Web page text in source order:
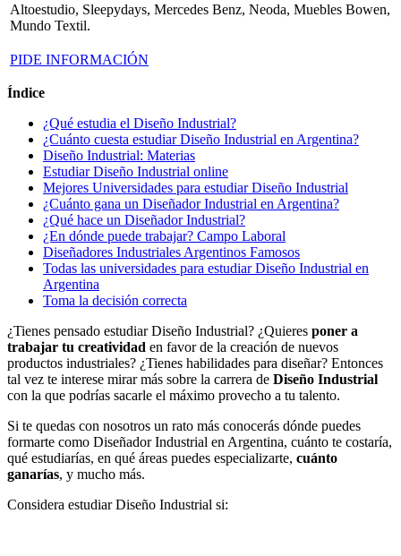
Altoestudio, Sleepydays, Mercedes Benz, Neoda, Muebles Bowen,
Mundo Textil.
PIDE INFORMACIÓN
Índice
¿Qué estudia el Diseño Industrial?
¿Cuánto cuesta estudiar Diseño Industrial en Argentina?
Diseño Industrial: Materias
Estudiar Diseño Industrial online
Mejores Universidades para estudiar Diseño Industrial
¿Cuánto gana un Diseñador Industrial en Argentina?
¿Qué hace un Diseñador Industrial?
¿En dónde puede trabajar? Campo Laboral
Diseñadores Industriales Argentinos Famosos
Todas las universidades para estudiar Diseño Industrial en
Argentina
Toma la decisión correcta
¿Tienes pensado estudiar Diseño Industrial? ¿Quieres poner a
trabajar tu creatividad en favor de la creación de nuevos
productos industriales? ¿Tienes habilidades para diseñar? Entonces
tal vez te interese mirar más sobre la carrera de Diseño Industrial
con la que podrías sacarle el máximo provecho a tu talento.
Si te quedas con nosotros un rato más conocerás dónde puedes
formarte como Diseñador Industrial en Argentina, cuánto te costaría,
qué estudiarías, en qué áreas puedes especializarte, cuánto
ganarías, y mucho más.
Considera estudiar Diseño Industrial si: